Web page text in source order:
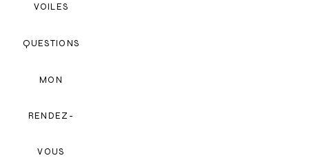
VOILES
QUESTIONS
MON
RENDEZ-
VOUS